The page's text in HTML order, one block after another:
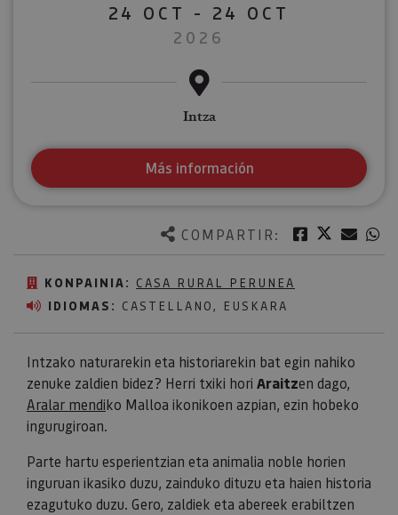
COMPARTIR: Facebook
Twitter
KONPAINIA: CASA RURAL PERUNEA
IDIOMAS: CASTELLANO, EUSKARA
Intzako naturarekin eta historiarekin bat egin nahiko
zenuke zaldien bidez? Herri txiki hori Araitzen dago,
Aralar mendiko Malloa ikonikoen azpian, ezin hobeko
ingurugiroan.
Parte hartu esperientzian eta animalia noble horien
inguruan ikasiko duzu, zainduko dituzu eta haien historia
ezagutuko duzu. Gero, zaldiek eta abereek erabiltzen
24 OCT - 24 OCT
2026
Intza
Más información